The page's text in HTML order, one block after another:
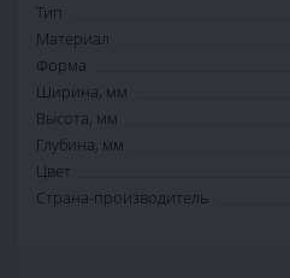
Тип
Материал
Форма
Ширина, мм
Высота, мм
Глубина, мм
Цвет
Страна-производитель